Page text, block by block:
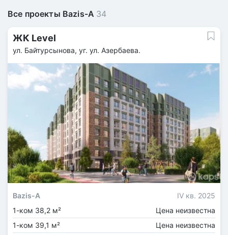
Все проекты Bazis-A 34
ЖК Level
ул. Байтурсынова, уг. ул. Азербаева.
Bazis-A
IV кв. 2025
1-ком 38,2 м²
Цена неизвестна
1-ком 39,1 м²
Цена неизвестна